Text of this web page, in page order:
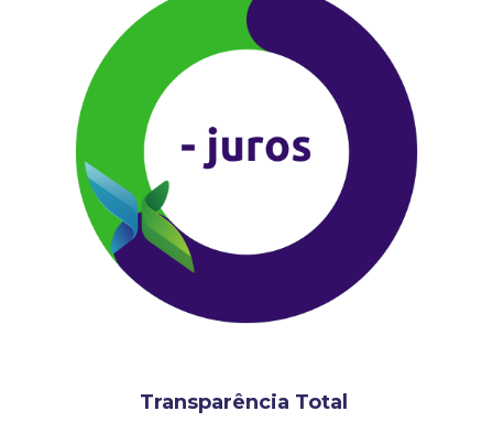
Transparência Total